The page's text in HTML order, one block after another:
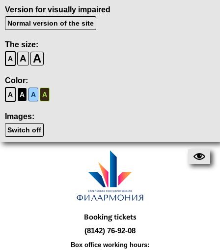
Version for visually impaired
Normal version of the site
The size:
A A A
Color:
A A A A
Images:
Switch off
Booking tickets
(8142) 76-92-08
Box office working hours: